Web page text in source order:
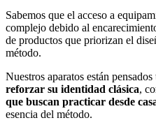
Sabemos que el acceso a
complejo debido al
de productos que priorizan el
método.
Nuestros aparatos están pensados
reforzar su identidad clásica,
que buscan practicar desde
esencia del método.